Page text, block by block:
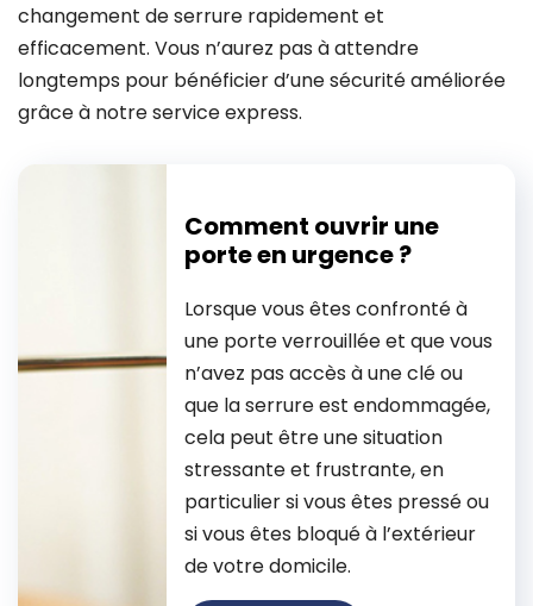
changement de serrure rapidement et
efficacement. Vous n’aurez pas à attendre
longtemps pour bénéficier d’une sécurité améliorée
grâce à notre service express.
Comment ouvrir une
porte en urgence ?
Lorsque vous êtes confronté à
une porte verrouillée et que vous
n’avez pas accès à une clé ou
que la serrure est endommagée,
cela peut être une situation
stressante et frustrante, en
particulier si vous êtes pressé ou
si vous êtes bloqué à l’extérieur
de votre domicile.